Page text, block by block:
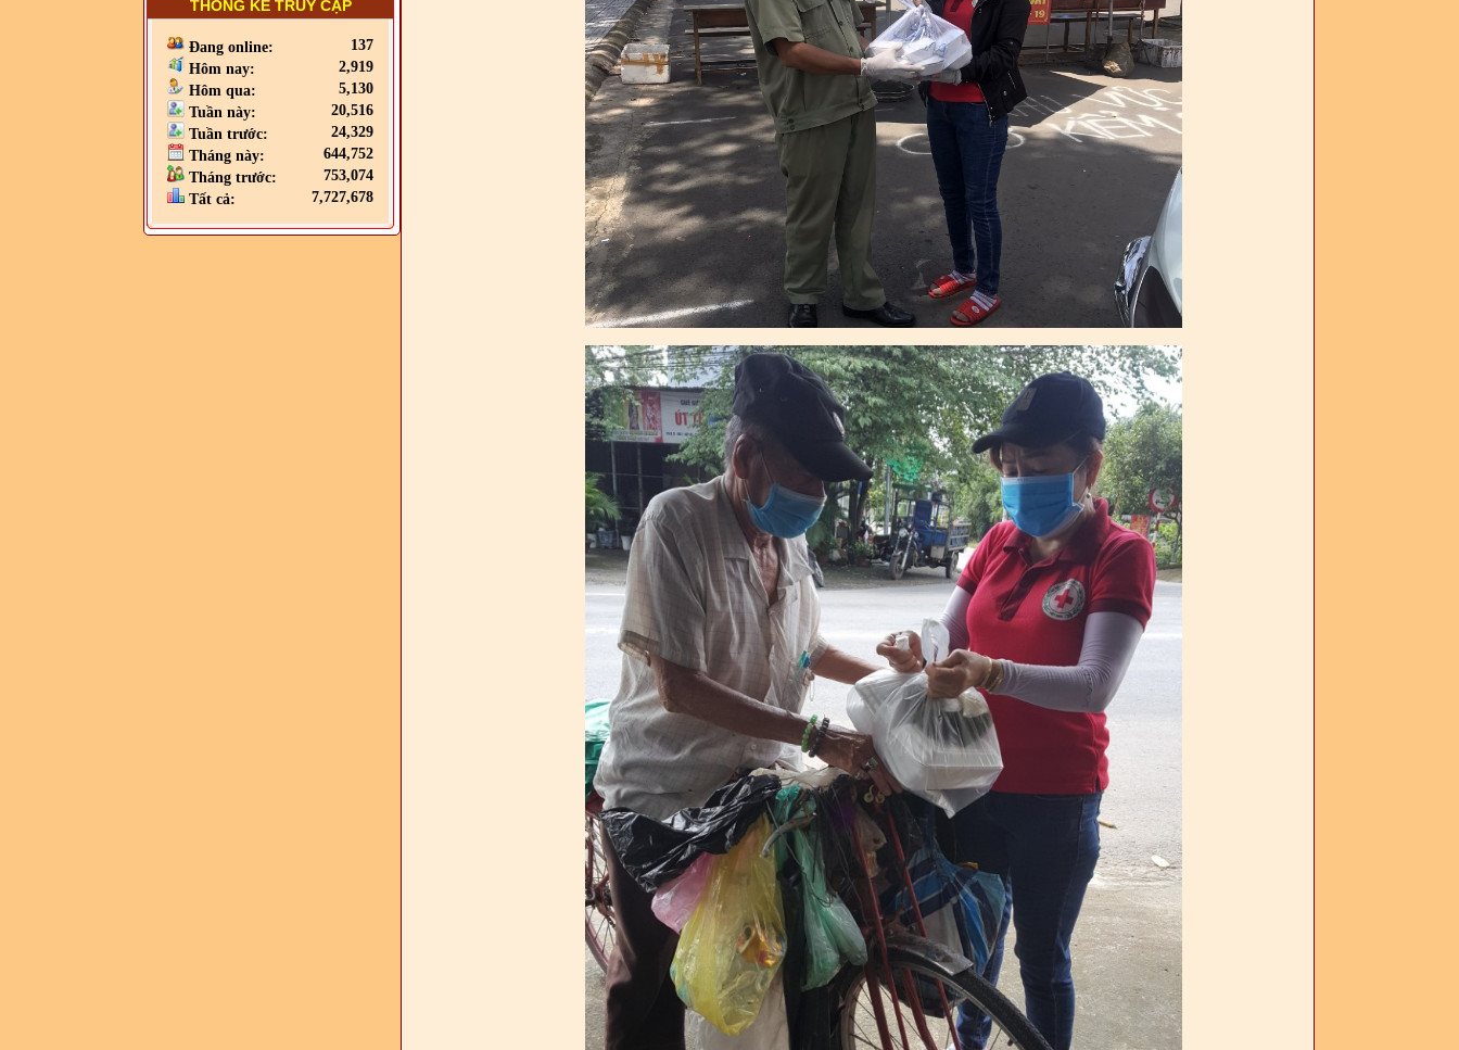
THỐNG KÊ TRUY CẬP
Đang online:
137
Hôm nay:
2,919
Hôm qua:
5,130
Tuần này:
20,516
Tuần trước:
24,329
Tháng này:
644,752
Tháng trước:
753,074
Tất cả:
7,727,678